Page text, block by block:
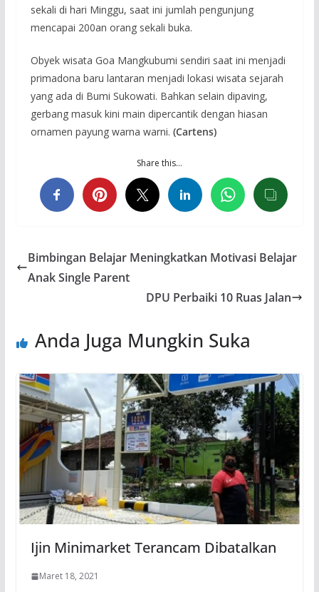
sekali di hari Minggu, saat ini jumlah pengunjung
mencapai 200an orang sekali buka.
Obyek wisata Goa Mangkubumi sendiri saat ini menjadi
primadona baru lantaran menjadi lokasi wisata sejarah
yang ada di Bumi Sukowati. Bahkan selain dipaving,
gerbang masuk kini main dipercantik dengan hiasan
ornamen payung warna warni. (Cartens)
Share this…
Bimbingan Belajar Meningkatkan Motivasi Belajar
Anak Single Parent
DPU Perbaiki 10 Ruas Jalan
Anda Juga Mungkin Suka
Ijin Minimarket Terancam Dibatalkan
Maret 18, 2021